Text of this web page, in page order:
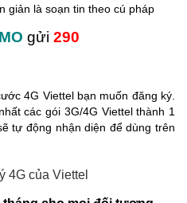
giản là soạn tin theo cú pháp
MO gửi 290
4G Viettel bạn muốn đăng ký.
các gói 3G/4G Viettel thành 1
tự động nhận diện để dùng trên
4G của Viettel